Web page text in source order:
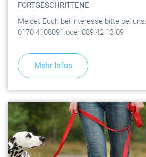
FORTGESCHRITTENE
Meldet Euch bei Interesse bitte bei uns:
0170 4108091 oder 089 42 13 09
Mehr Infos